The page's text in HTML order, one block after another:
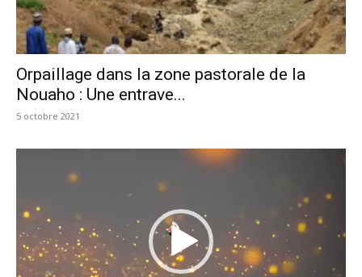
Orpaillage dans la zone pastorale de la
Nouaho : Une entrave...
5 octobre 2021